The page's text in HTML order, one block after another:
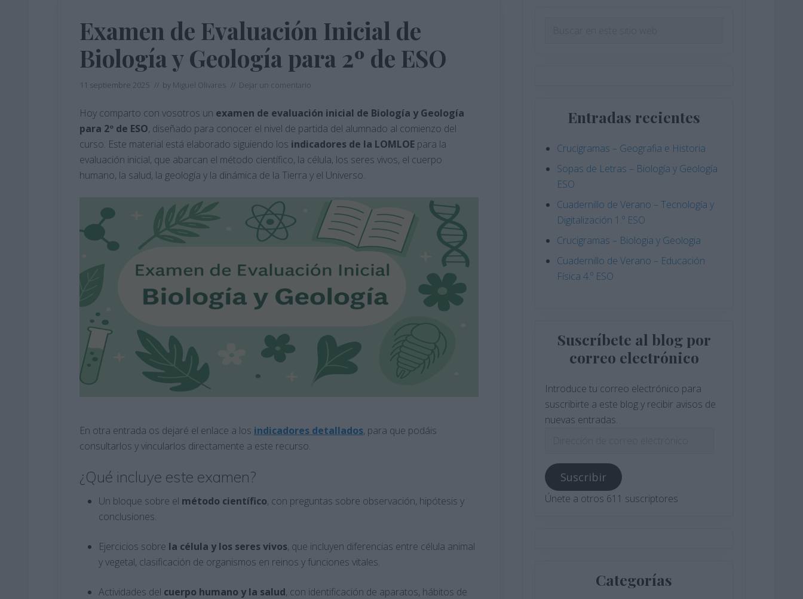
Examen de Evaluación Inicial de
Biología y Geología para 2º de ESO
11 septiembre 2025 // by Miguel Olivares // Dejar un comentario
Hoy comparto con vosotros un examen de evaluación inicial de Biología y Geología
para 2º de ESO, diseñado para conocer el nivel de partida del alumnado al comienzo del
curso. Este material está elaborado siguiendo los indicadores de la LOMLOE para la
evaluación inicial, que abarcan el método científico, la célula, los seres vivos, el cuerpo
humano, la salud, la geología y la dinámica de la Tierra y el Universo.
En otra entrada os dejaré el enlace a los indicadores detallados, para que podáis
consultarlos y vincularlos directamente a este recurso.
¿Qué incluye este examen?
Un bloque sobre el método científico, con preguntas sobre observación, hipótesis y
conclusiones.
Ejercicios sobre la célula y los seres vivos, que incluyen diferencias entre célula animal
y vegetal, clasificación de organismos en reinos y funciones vitales.
Actividades del cuerpo humano y la salud, con identificación de aparatos, hábitos de
Entradas recientes
Crucigramas – Geografia e Historia
Sopas de Letras – Biología y Geología
ESO
Cuadernillo de Verano – Tecnología y
Digitalización 1.º ESO
Crucigramas – Biologia y Geologia
Cuadernillo de Verano – Educación
Física 4.º ESO
Suscríbete al blog por
correo electrónico
Introduce tu correo electrónico para
suscribirte a este blog y recibir avisos de
nuevas entradas.
correo
electrónico
Suscribir
Únete a otros 611 suscriptores
Categorías